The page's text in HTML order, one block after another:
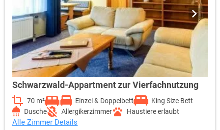
Schwarzwald-Appartment zur Vierfachnutzung
70 m² Einzel & Doppelbett
King Size Bett
Dusche
Allergikerzimmer Haustiere erlaubt
Alle Zimmer Details